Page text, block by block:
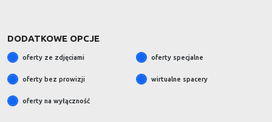
DODATKOWE OPCJE
oferty ze zdjęciami oferty specjalne
oferty bez prowizji wirtualne spacery
oferty na wyłączność